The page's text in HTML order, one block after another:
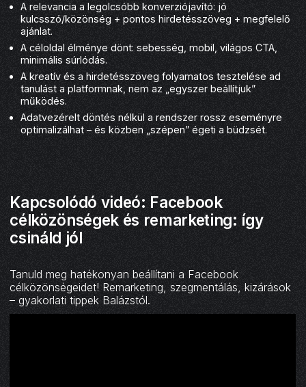
A relevancia a legolcsóbb konverziójavító: jó
kulcsszó/közönség + pontos hirdetésszöveg + megfelelő
ajánlat.
A céloldal élménye dönt: sebesség, mobil, világos CTA,
minimális súrlódás.
A kreatív és a hirdetésszöveg folyamatos tesztelése ad
tanulást a platformnak, nem az „egyszer beállítjuk”
működés.
Adatvezérelt döntés nélkül a rendszer rossz eseményre
optimalizálhat – és közben „szépen” égeti a büdzsét.
Kapcsolódó videó: Facebook
célközönségek és remarketing: így
csináld jól
Tanuld meg hatékonyan beállítani a Facebook
célközönségeidet! Remarketing, szegmentálás, kizárások
– gyakorlati tippek Balázstól.